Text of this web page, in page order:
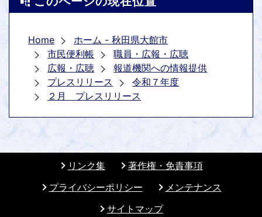
Home
ホーム - 秋田県大館市
市民便利帳
職員・広報・広聴
広報・広聴
報道機関への情報提供
プレスリリース
令和７年度
２月 プレスリリース
リンク集
著作権・免責事項
プライバシーポリシー
メンテナンス
サイトマップ